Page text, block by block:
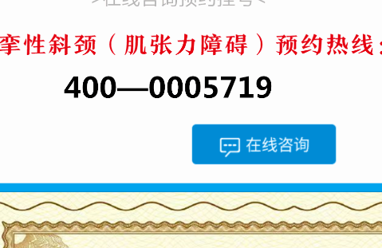
热烈祝贺西安雁塔甘露医院当选为中国民
来源:西安雁塔甘露医院 2023-12-18 点
贺!西安雁塔甘露医院再添新辉煌!经中国民族医药协会藏医药分
藏医药分会常务理事单位!